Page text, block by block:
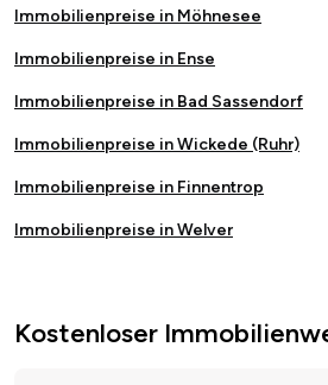
Immobilienpreise in Möhnesee
Immobilienpreise in Ense
Immobilienpreise in Bad Sassendorf
Immobilienpreise in Wickede (Ruhr)
Immobilienpreise in Finnentrop
Immobilienpreise in Welver
Kostenloser